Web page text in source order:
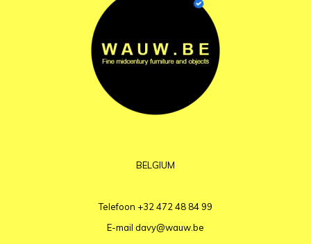
BELGIUM
Telefoon +32 472 48 84 99
E-mail davy@wauw.be